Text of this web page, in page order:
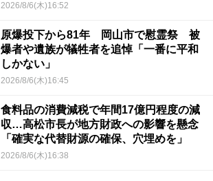
2026/8/6(木)16:52
原爆投下から81年 岡山市で慰霊祭 被
爆者や遺族が犠牲者を追悼「一番に平和
しかない」
2026/8/6(木)16:45
食料品の消費減税で年間17億円程度の減
収…高松市長が地方財政への影響を懸念
「確実な代替財源の確保、穴埋めを」
2026/8/6(木)16:38